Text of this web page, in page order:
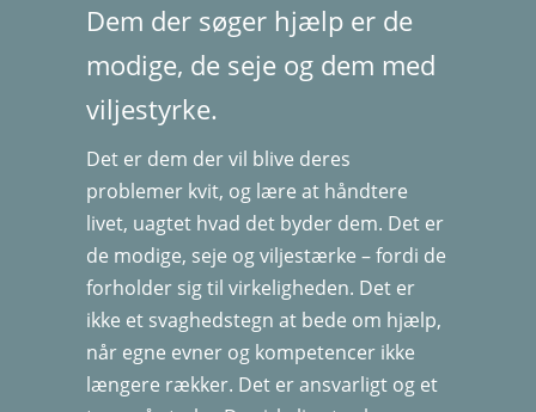
Dem der søger hjælp er de
modige, de seje og dem med
viljestyrke.
Det er dem der vil blive deres
problemer kvit, og lære at håndtere
livet, uagtet hvad det byder dem. Det er
de modige, seje og viljestærke – fordi de
forholder sig til virkeligheden. Det er
ikke et svaghedstegn at bede om hjælp,
når egne evner og kompetencer ikke
længere rækker. Det er ansvarligt og et